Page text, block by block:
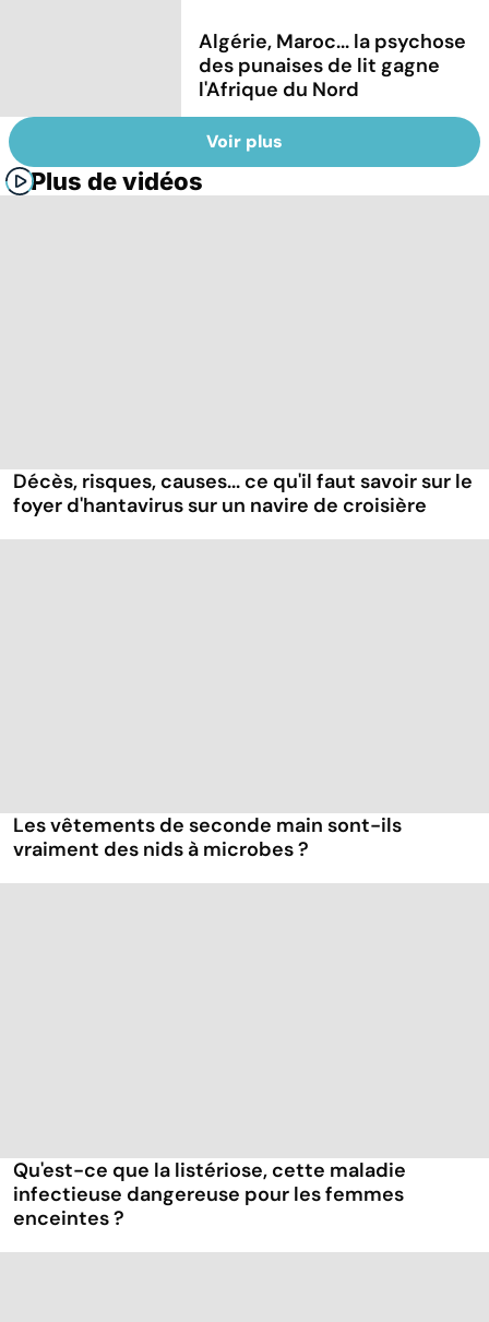
Algérie, Maroc... la psychose
des punaises de lit gagne
l'Afrique du Nord
Voir plus
Plus de vidéos
Décès, risques, causes... ce qu'il faut savoir sur le
foyer d'hantavirus sur un navire de croisière
Les vêtements de seconde main sont-ils
vraiment des nids à microbes ?
Qu'est-ce que la listériose, cette maladie
infectieuse dangereuse pour les femmes
enceintes ?